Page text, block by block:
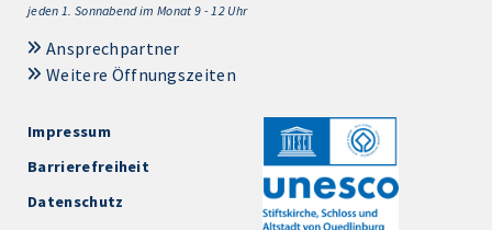
jeden 1. Sonnabend im Monat 9 - 12 Uhr
Ansprechpartner
Weitere Öffnungszeiten
Impressum
Barrierefreiheit
Datenschutz